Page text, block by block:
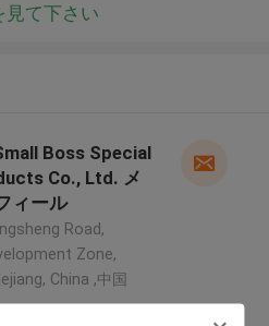
見て下さい
Boss Special
Co., Ltd. メ
ィール
Road,
Zone,
China ,中国